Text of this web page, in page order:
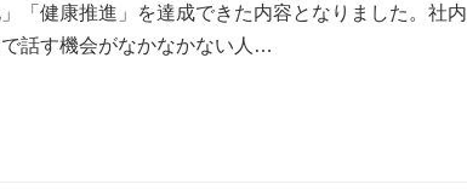
「健康推進」を達成できた内容となりました。社内
話す機会がなかなかない人…